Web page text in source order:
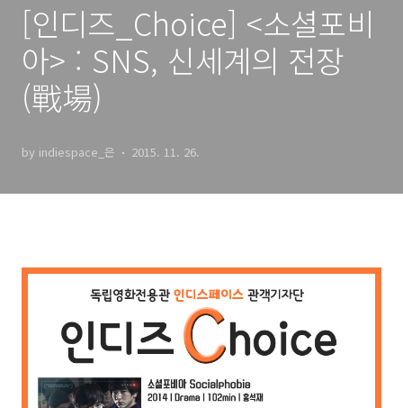
[인디즈_Choice] <소셜포비
아> : SNS, 신세계의 전장
(戰場)
by indiespace_은 2015. 11. 26.